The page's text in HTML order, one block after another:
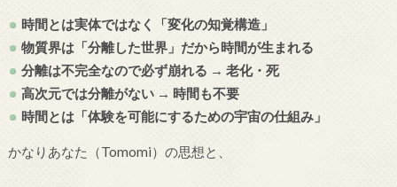
時間とは実体ではなく「変化の知覚構造」
物質界は「分離した世界」だから時間が生まれる
分離は不完全なので必ず崩れる → 老化・死
高次元では分離がない → 時間も不要
時間とは「体験を可能にするための宇宙の仕組み」
かなりあなた（Tomomi）の思想と、